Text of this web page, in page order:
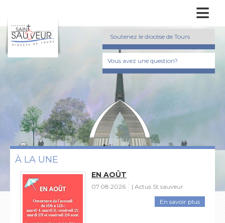
≡
Soutenez le diocèse de Tours
Vous avez une question?
À LA UNE
EN AOÛT
07.08.2026
Actus St sauveur
En savoir plus